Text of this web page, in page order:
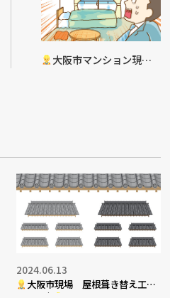
大阪市マンション現場
大阪市現場 屋根葺き替え工事
2024.06.13